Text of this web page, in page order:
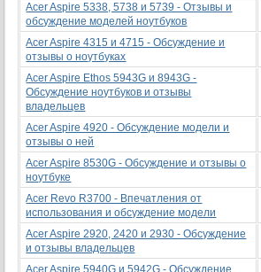
Acer Aspire 5338, 5738 и 5739 - Отзывы и
обсуждение моделей ноутбуков
Acer Aspire 4315 и 4715 - Обсуждение и
отзывы о ноутбуках
Acer Aspire Ethos 5943G и 8943G -
Обсуждение ноутбуков и отзывы
владельцев
Acer Aspire 4920 - Обсуждение модели и
отзывы о ней
Acer Aspire 8530G - Обсуждение и отзывы о
ноутбуке
Acer Revo R3700 - Впечатления от
использования и обсуждение модели
Acer Aspire 2920, 2420 и 2930 - Обсуждение
и отзывы владельцев
Acer Aspire 5940G и 5942G - Обсуждение